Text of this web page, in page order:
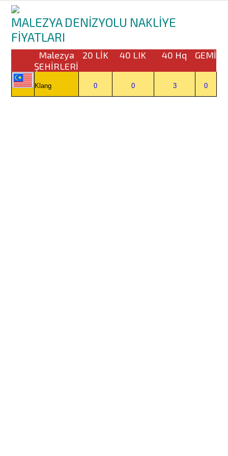
MALEZYA DENİZYOLU NAKLİYE
FİYATLARI
Malezya
ŞEHİRLERİ
20 LİK 40 LIK 40 Hq GEMİ
Klang 0 0 3 0